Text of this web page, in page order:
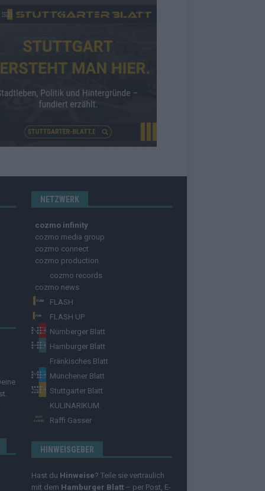
NETZWERK
cozmo infinity
cozmo media group
cozmo connect
cozmo production
cozmo records
cozmo news
FLASH
FLASH UP
Nürnberger Blatt
Hamburger Blatt
Fränkisches Blatt
Münchener Blatt
Stuttgarter Blatt
KULINARIKUM.
Raffi Gasser
HINWEISGEBER
Hast du Hinweise? Teile sie vertraulich
mit dem Hamburger Blatt – per Post, E-